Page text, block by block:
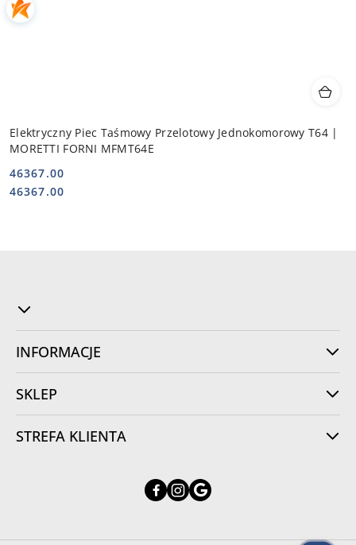
Elektryczny Piec Taśmowy Przelotowy Jednokomorowy T64 |
MORETTI FORNI MFMT64E
Cena:
46367.00
Cena:
46367.00
INFORMACJE
SKLEP
STREFA KLIENTA